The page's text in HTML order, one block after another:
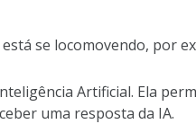
se locomovendo, por
Artificial. Ela
uma resposta da IA.